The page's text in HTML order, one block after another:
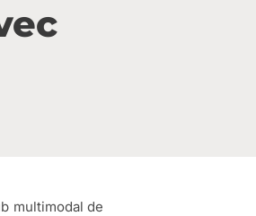
multimodal de